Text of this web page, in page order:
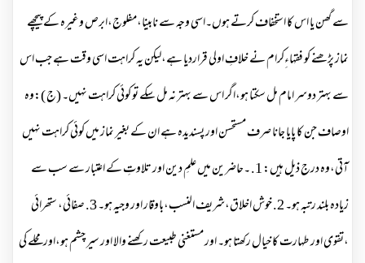
سے گھن یا اس کا استخفاف کرتے ہوں۔اسی وجہ سے نابینا،مفلوج،ابرص وغیرہ کے پیچھے
نماز پڑھنے کو فقہاءِکرام نے خلافِ اولی قراردیا ہے،لیکن یہ کراہت اسی وقت ہے جب اس
سے بہتر دوسر امام مل سکتا ہو،اگر اس سے بہتر نہ مل سکے تو کوئی کراہت نہیں۔ (ج ):وہ
اوصاف جن کا پایا جانا صرف مستحسن اور پسندیدہ ہے ان کے بغیر نماز میں کوئی کراہت نہیں
آتی،وہ درج ذیل ہیں: 1. ۔حاضرین میں علمِ دین اور تلاوتِ کے اعتبار سے سب سے
زیادہ بلند رتبہ ہو۔ 2. خوش اخلاق،شریف النسب،باوقار اور وجیہ ہو۔ 3. صفائی، ستھرائی
،تقوی اور طہارت کا خیال رکھتا ہو۔ اور مستغنی طبیعت رکھنے والا اور سیر چشم ہو،اور محلے کی